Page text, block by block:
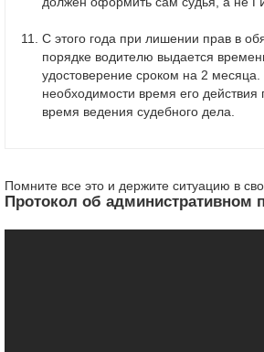
С этого года при лишении прав в
порядке водителю выдается
удостоверение сроком на 2
необходимости время его действия
время ведения судебного дела.
Помните все это и держите ситуацию в
Протокол об административном